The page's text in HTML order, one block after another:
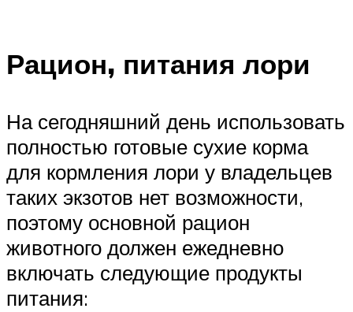
Рацион, питания лори
На сегодняшний день использовать
полностью готовые сухие корма
для кормления лори у владельцев
таких экзотов нет возможности,
поэтому основной рацион
животного должен ежедневно
включать следующие продукты
питания: